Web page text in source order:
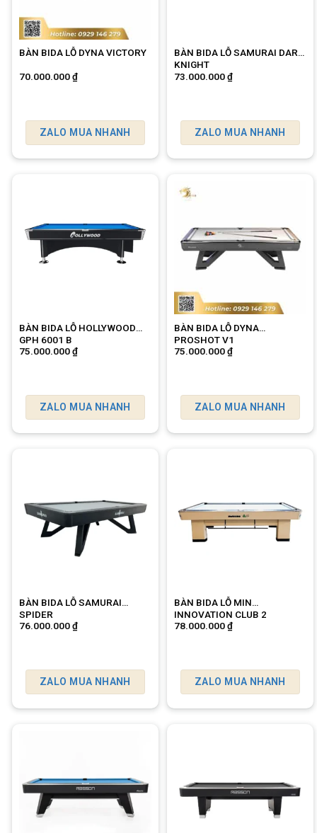
BÀN BIDA LỖ DYNA VICTORY
70.000.000₫
ZALO MUA NHANH
BÀN BIDA LỖ SAMURAI DARK
KNIGHT
73.000.000₫
ZALO MUA NHANH
BÀN BIDA LỖ HOLLYWOOD
GPH 6001 B
75.000.000₫
ZALO MUA NHANH
BÀN BIDA LỖ DYNA
PROSHOT V1
75.000.000₫
ZALO MUA NHANH
BÀN BIDA LỖ SAMURAI
SPIDER
76.000.000₫
ZALO MUA NHANH
BÀN BIDA LỖ MIN
INNOVATION CLUB 2
78.000.000₫
ZALO MUA NHANH